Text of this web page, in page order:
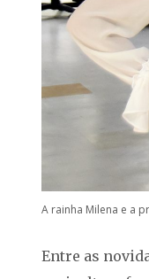
A rainha Milena e a
Entre as